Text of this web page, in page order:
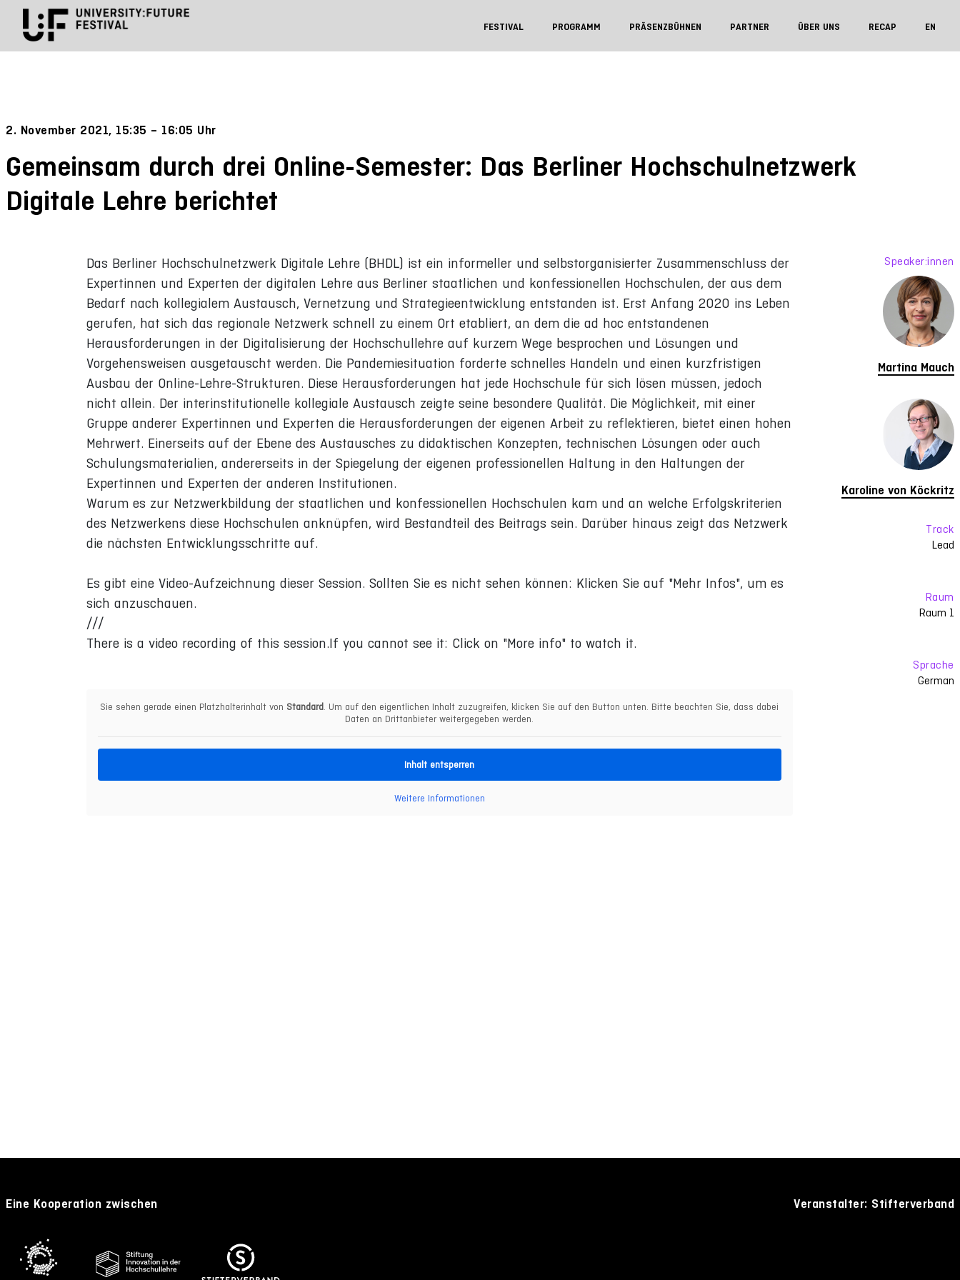
FESTIVAL PROGRAMM PRÄSENZBÜHNEN PARTNER ÜBER UNS RECAP EN
2. November 2021, 15:35 – 16:05 Uhr
Gemeinsam durch drei Online-Semester: Das Berliner Hochschulnetzwerk
Digitale Lehre berichtet
Das Berliner Hochschulnetzwerk Digitale Lehre (BHDL) ist ein informeller und selbstorganisierter Zusammenschluss der
Expertinnen und Experten der digitalen Lehre aus Berliner staatlichen und konfessionellen Hochschulen, der aus dem
Bedarf nach kollegialem Austausch, Vernetzung und Strategieentwicklung entstanden ist. Erst Anfang 2020 ins Leben
gerufen, hat sich das regionale Netzwerk schnell zu einem Ort etabliert, an dem die ad hoc entstandenen
Herausforderungen in der Digitalisierung der Hochschullehre auf kurzem Wege besprochen und Lösungen und
Vorgehensweisen ausgetauscht werden. Die Pandemiesituation forderte schnelles Handeln und einen kurzfristigen
Ausbau der Online-Lehre-Strukturen. Diese Herausforderungen hat jede Hochschule für sich lösen müssen, jedoch
nicht allein. Der interinstitutionelle kollegiale Austausch zeigte seine besondere Qualität. Die Möglichkeit, mit einer
Gruppe anderer Expertinnen und Experten die Herausforderungen der eigenen Arbeit zu reflektieren, bietet einen hohen
Mehrwert. Einerseits auf der Ebene des Austausches zu didaktischen Konzepten, technischen Lösungen oder auch
Schulungsmaterialien, andererseits in der Spiegelung der eigenen professionellen Haltung in den Haltungen der
Expertinnen und Experten der anderen Institutionen.
Warum es zur Netzwerkbildung der staatlichen und konfessionellen Hochschulen kam und an welche Erfolgskriterien
des Netzwerkens diese Hochschulen anknüpfen, wird Bestandteil des Beitrags sein. Darüber hinaus zeigt das Netzwerk
die nächsten Entwicklungsschritte auf.
Es gibt eine Video-Aufzeichnung dieser Session. Sollten Sie es nicht sehen können: Klicken Sie auf "Mehr Infos", um es
sich anzuschauen.
///
There is a video recording of this session.If you cannot see it: Click on "More info" to watch it.
Sie sehen gerade einen Platzhalterinhalt von Standard . Um auf den eigentlichen Inhalt zuzugreifen, klicken Sie auf den Button unten. Bitte beachten Sie, dass dabei
Daten an Drittanbieter weitergegeben werden.
Inhalt entsperren
Weitere Informationen
Speaker:innen
Martina Mauch
Karoline von Köckritz
Track
Lead
Raum
Raum 1
Sprache
German
Eine Kooperation zwischen Veranstalter: Stifterverband